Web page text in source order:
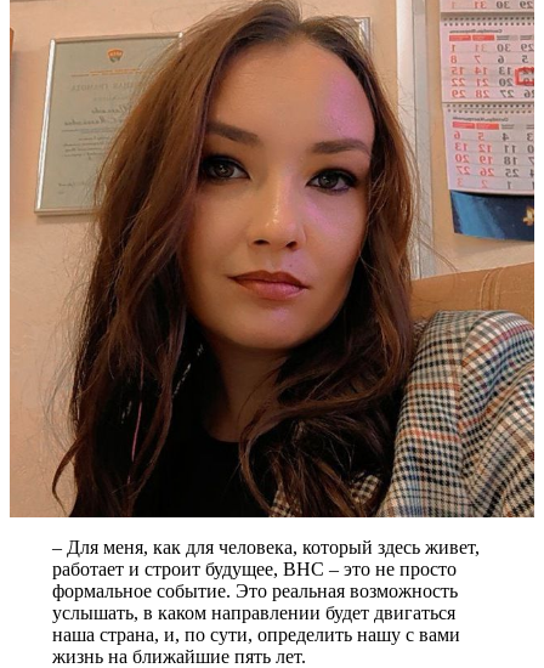
– Для меня, как для человека, который здесь живет,
работает и строит будущее, ВНС – это не просто
формальное событие. Это реальная возможность
услышать, в каком направлении будет двигаться
наша страна, и, по сути, определить нашу с вами
жизнь на ближайшие пять лет.